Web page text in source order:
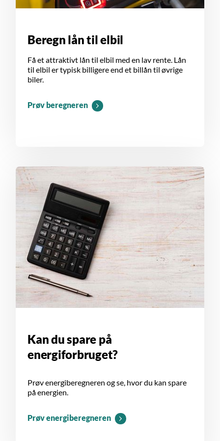
Beregn lån til elbil
Få et attraktivt lån til elbil med en lav rente. Lån
til elbil er typisk billigere end et billån til øvrige
biler.
Prøv beregneren
Kan du spare på
energiforbruget?
Prøv energiberegneren og se, hvor du kan spare
på energien.
Prøv energiberegneren